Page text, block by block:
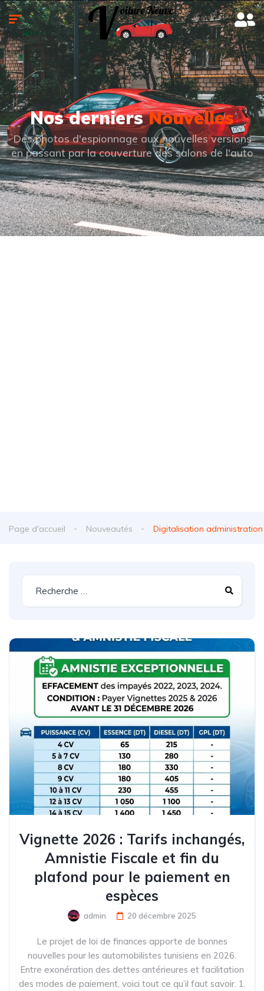
Nos derniersNouvelles
Des photos d'espionnage aux nouvelles versions
en passant par la couverture des salons de l'auto
Page d'accueil Nouveautés Digitalisation administration
Vignette 2026 : Tarifs inchangés,
Amnistie Fiscale et fin du
plafond pour le paiement en
espèces
admin 20 décembre 2025
Le projet de loi de finances apporte de bonnes
nouvelles pour les automobilistes tunisiens en 2026.
Entre exonération des dettes antérieures et facilitation
des modes de paiement, voici tout ce qu’il faut savoir. 1.